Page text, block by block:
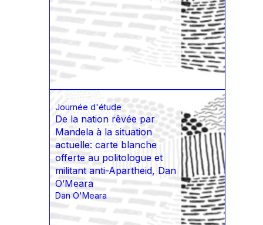
Journée d'étude
De la nation rêvée par
Mandela à la situation
actuelle: carte blanche
offerte au politologue et
militant anti-Apartheid, Dan
O’Meara
Dan O'Meara